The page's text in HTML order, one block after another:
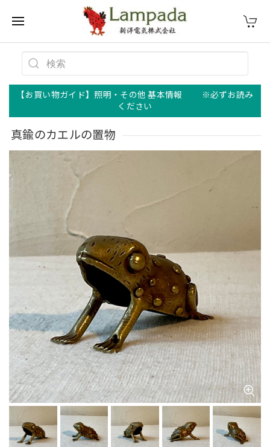
【お買い物ガイド】照明・その他 基本情報 ※必ずお読み
ください
真鍮のカエルの置物